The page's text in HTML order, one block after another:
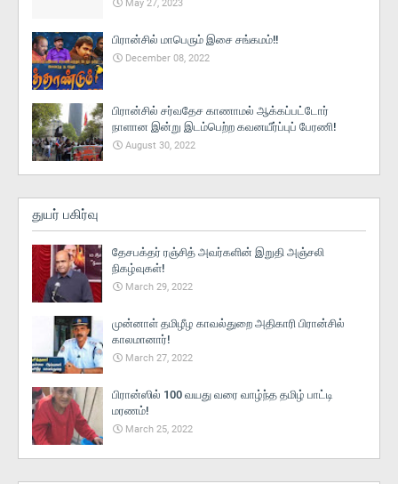
May 27, 2023
பிரான்சில் மாபெரும் இசை சங்கமம்!!
December 08, 2022
பிரான்சில் சர்வதேச காணாமல் ஆக்கப்பட்டோர்
நாளான இன்று இடம்பெற்ற கவனயீர்ப்புப் பேரணி!
August 30, 2022
துயர் பகிர்வு
தேசபக்தர் ரஞ்சித் அவர்களின் இறுதி அஞ்சலி
நிகழ்வுகள்!
March 29, 2022
முன்னாள் தமிழீழ காவல்துறை அதிகாரி பிரான்சில்
காலமானார்!
March 27, 2022
பிரான்ஸில் 100 வயது வரை வாழ்ந்த தமிழ் பாட்டி
மரணம்!
March 25, 2022